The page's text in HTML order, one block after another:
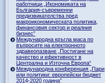
работници „Икономиката на
България-съвременни
предизвикателства пред
макроикономическата политика,
финансовия сектор и реалния
бизнес”
Международна кръгла маса по
въпросите на електронното
здравеопазване „Постигане на
качество и ефективност в
Централна и Източна Европа“
Международна конференция „Пари
или политики: европейски бюджет
2014-2020 година”